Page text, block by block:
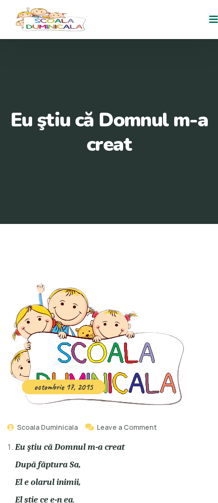
Eu ştiu că Domnul m-a
creat
octombrie 17, 2015
Scoala Duminicala Leave a Comment
Eu ştiu că Domnul m-a creat
După făptura Sa,
El e olarul inimii,
El ştie ce e-n ea.